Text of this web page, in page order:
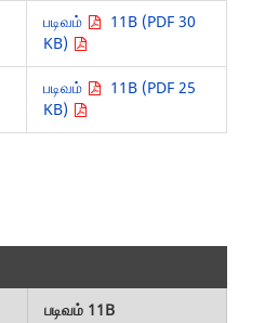
படிவம்
11B (PDF 30
KB)
படிவம்
11B (PDF 25
KB)
படிவம் 11B